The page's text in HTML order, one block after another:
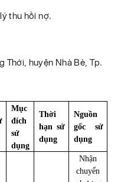
thu hồi nợ.
Thới, huyện Nhà Bè, Tp.
Mục
đích
sử
dụng
Thời
hạn sử
dụng
Nguồn
gốc sử
dụng
Nhận
chuyển